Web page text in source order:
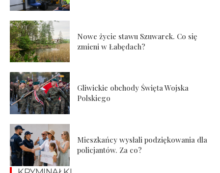
Nowe życie stawu Szuwarek. Co się
zmieni w Łabędach?
Gliwickie obchody Święta Wojska
Polskiego
Mieszkańcy wysłali podziękowania dla
policjantów. Za co?